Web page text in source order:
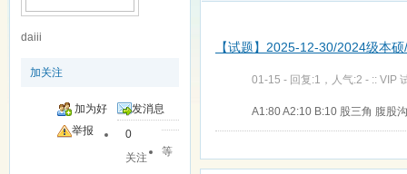
daiii
加关注
加为好
友
发消息
举报
0
关注
等
【试题】2025-12-30/2024级本
01-15 - 回复:1，人气:2 - :: VIP
A1:80 A2:10 B:10 股三角 腹股